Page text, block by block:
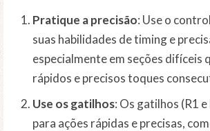
Pratique a precisão: Use o
suas habilidades de timing e
especialmente em seções difíceis
rápidos e precisos toques
Use os gatilhos: Os gatilhos (R1
para ações rápidas e precisas,